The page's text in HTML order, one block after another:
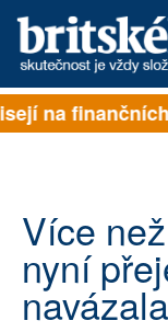
PŘIHLÁSIT
ARCHIV
ROZHOVORY
TÉMATA
na
Více
nyní